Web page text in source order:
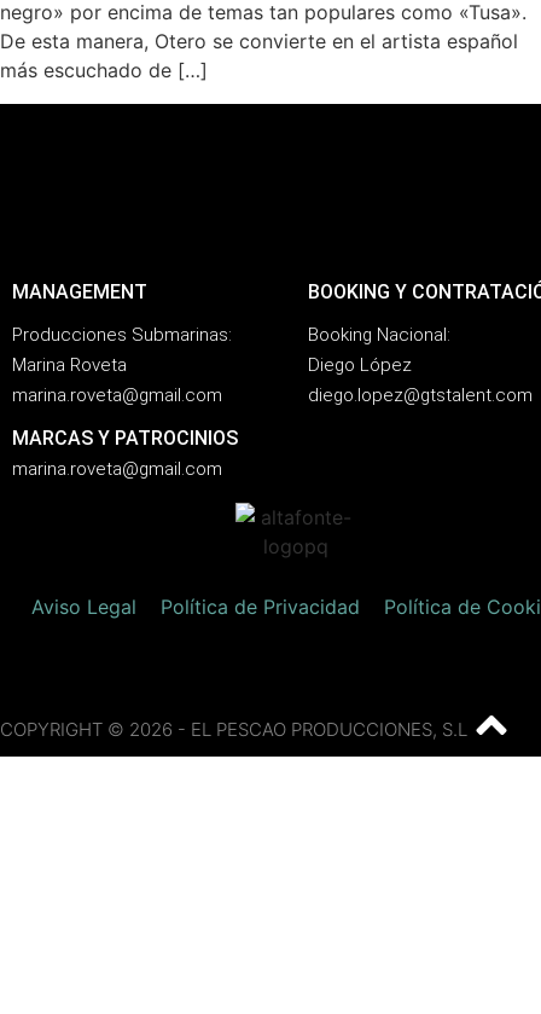
negro» por encima de temas tan populares como «Tusa».
De esta manera, Otero se convierte en el artista español
más escuchado de […]
MANAGEMENT
Producciones Submarinas:
Marina Roveta
marina.roveta@gmail.com
MARCAS Y PATROCINIOS
marina.roveta@gmail.com
BOOKING Y
Booking Nacional:
Diego López
diego.lopez@gtstalent.com
Aviso Legal Política de Privacidad Política de
COPYRIGHT © 2026 - EL PESCAO PRODUCCIONES, S.L